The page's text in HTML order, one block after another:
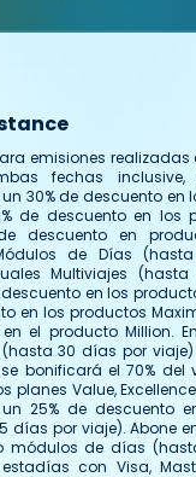
emisiones realizadas
fechas
30% de descuento en
de descuento en los
descuento en
de Días
Multiviajes
en los
en los productos
el producto Million.
(hasta 30 días por
se bonificará el 70%
planes Value,
25% de descuento
días por viaje). Abone
módulos de días
con Visa,